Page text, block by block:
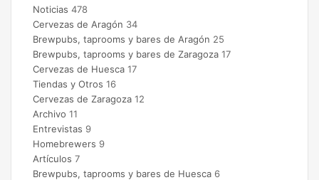
Noticias 478
Cervezas de Aragón 34
Brewpubs, taprooms y bares de Aragón 25
Brewpubs, taprooms y bares de Zaragoza 17
Cervezas de Huesca 17
Tiendas y Otros 16
Cervezas de Zaragoza 12
Archivo 11
Entrevistas 9
Homebrewers 9
Artículos 7
Brewpubs, taprooms y bares de Huesca 6